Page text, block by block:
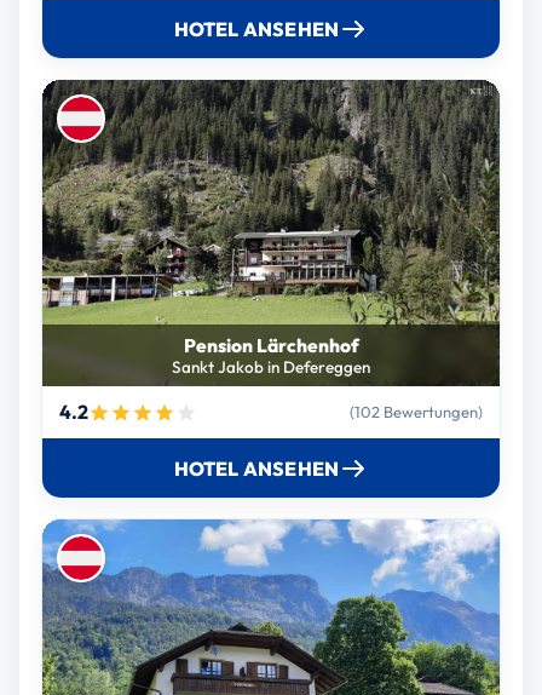
HOTEL ANSEHEN
Pension Lärchenhof
Sankt Jakob in Defereggen
4.2 (102 Bewertungen)
HOTEL ANSEHEN